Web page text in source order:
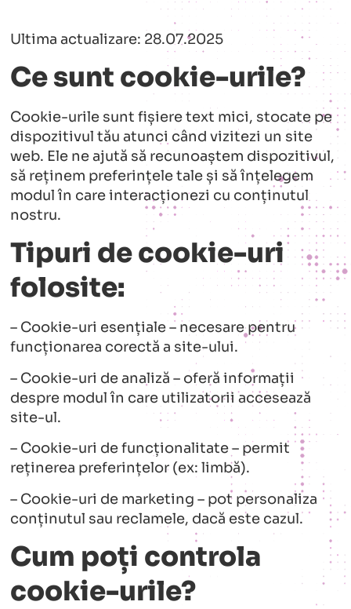
Ultima actualizare: 28.07.2025
Ce sunt cookie-urile?
Cookie-urile sunt fișiere text mici, stocate pe
dispozitivul tău atunci când vizitezi un site
web. Ele ne ajută să recunoaștem dispozitivul,
să reținem preferințele tale și să înțelegem
modul în care interacționezi cu conținutul
nostru.
Tipuri de cookie-uri
folosite:
– Cookie-uri esențiale – necesare pentru
funcționarea corectă a site-ului.
– Cookie-uri de analiză – oferă informații
despre modul în care utilizatorii accesează
site-ul.
– Cookie-uri de funcționalitate – permit
reținerea preferințelor (ex: limbă).
– Cookie-uri de marketing – pot personaliza
conținutul sau reclamele, dacă este cazul.
Cum poți controla
cookie-urile?